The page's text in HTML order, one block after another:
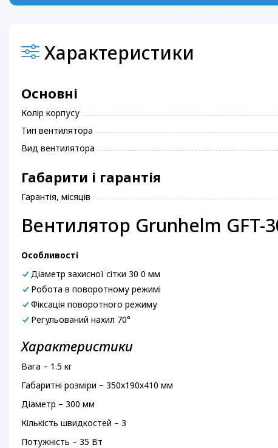
Характеристики
Основні
Колір корпусу
Тип вентилятора
Вид вентилятора
Габарити і гарантія
Гарантія, місяців
Вентилятор Grunhelm GFT-
Особливості
Діаметр захисної сітки 30 0 мм
Робота в поворотному режимі
Фіксація поворотного режиму
Регульований нахил 70°
Характеристики
Вага – 1.5 кг
Габаритні розміри – 350х190х410 мм
Діаметр – 300 мм
Кількість швидкостей – 3
Потужність – 35 Вт